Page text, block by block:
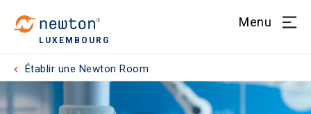
LUXEMBOURG
Menu
Établir une Newton Room